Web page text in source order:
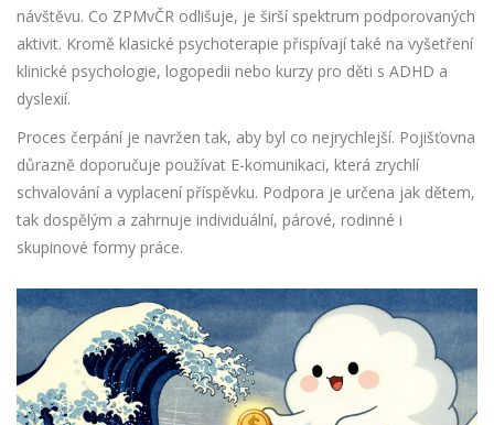
návštěvu. Co ZPMvČR odlišuje, je širší spektrum podporovaných
aktivit. Kromě klasické psychoterapie přispívají také na vyšetření
klinické psychologie, logopedii nebo kurzy pro děti s ADHD a
dyslexií.
Proces čerpání je navržen tak, aby byl co nejrychlejší. Pojišťovna
důrazně doporučuje používat E-komunikaci, která zrychlí
schvalování a vyplacení příspěvku. Podpora je určena jak dětem,
tak dospělým a zahrnuje individuální, párové, rodinné i
skupinové formy práce.